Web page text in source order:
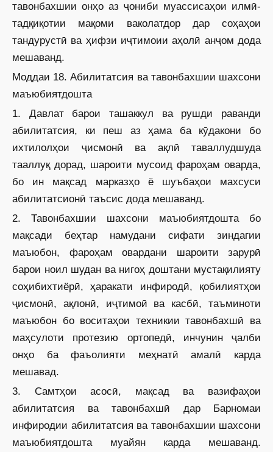
тавонбахшии онҳо аз ҷониби муассисаҳои илмӣ-
тадқиқотии мақоми ваколатдор дар соҳаҳои
тандурустӣ ва ҳифзи иҷтимоии аҳолӣ анҷом дода
мешаванд.
Моддаи 18. Абилитатсия ва тавонбахшии шахсони
маъюбиятдошта
1. Давлат барои ташаккул ва рушди раванди
абилитатсия, ки пеш аз ҳама ба кӯдакони бо
ихтилолҳои ҷисмонӣ ва ақлӣ таваллудшуда
тааллуқ дорад, шароити мусоид фароҳам оварда,
бо ин мақсад марказҳо ё шуъбаҳои махсуси
абилитатсионӣ таъсис дода мешаванд.
2. Тавонбахшии шахсони маъюбиятдошта бо
мақсади беҳтар намудани сифати зиндагии
маъюбон, фароҳам овардани шароити зарурӣ
барои ноил шудан ва нигоҳ доштани мустақилияту
соҳибихтиёрӣ, ҳаракати инфиродӣ, қобилиятҳои
ҷисмонӣ, ақлонӣ, иҷтимоӣ ва касбӣ, таъминоти
маъюбон бо воситаҳои техникии тавонбахшӣ ва
маҳсулоти протезию ортопедӣ, инчунин ҷалби
онҳо ба фаъолияти меҳнатӣ амалӣ карда
мешавад.
3. Cамтҳои асосӣ, мақсад ва вазифаҳои
абилитатсия ва тавонбахшӣ дар Барномаи
инфиродии абилитатсия ва тавонбахшии шахсони
маъюбиятдошта муайян карда мешаванд.